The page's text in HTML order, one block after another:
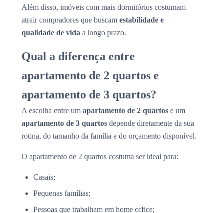
Além disso, imóveis com mais dormitórios costumam
atrair compradores que buscam estabilidade e
qualidade de vida a longo prazo.
Qual a diferença entre
apartamento de 2 quartos e
apartamento de 3 quartos?
A escolha entre um apartamento de 2 quartos e um
apartamento de 3 quartos depende diretamente da sua
rotina, do tamanho da família e do orçamento disponível.
O apartamento de 2 quartos costuma ser ideal para:
Casais;
Pequenas famílias;
Pessoas que trabalham em home office;